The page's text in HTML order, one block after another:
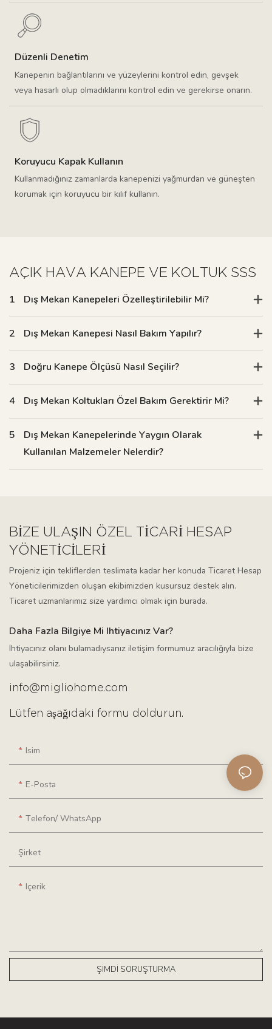
Düzenli Denetim
Kanepenin bağlantılarını ve yüzeylerini kontrol edin, gevşek
veya hasarlı olup olmadıklarını kontrol edin ve gerekirse onarın.
Koruyucu Kapak Kullanın
Kullanmadığınız zamanlarda kanepenizi yağmurdan ve güneşten
korumak için koruyucu bir kılıf kullanın.
AÇIK HAVA KANEPE VE KOLTUK SSS
1 Dış Mekan Kanepeleri Özelleştirilebilir Mi?
2 Dış Mekan Kanepesi Nasıl Bakım Yapılır?
3 Doğru Kanepe Ölçüsü Nasıl Seçilir?
4 Dış Mekan Koltukları Özel Bakım Gerektirir Mi?
5
Dış Mekan Kanepelerinde Yaygın Olarak
Kullanılan Malzemeler Nelerdir?
BİZE ULAŞIN ÖZEL TICARI HESAP
YÖNETICILERI
Projeniz için tekliflerden teslimata kadar her konuda Ticaret Hesap
Yöneticilerimizden oluşan ekibimizden kusursuz destek alın.
Ticaret uzmanlarımız size yardımcı olmak için burada.
Daha Fazla Bilgiye Mi Ihtiyacınız Var?
İhtiyacınız olanı bulamadıysanız iletişim formumuz aracılığıyla bize
ulaşabilirsiniz.
info@migliohome.com
Lütfen aşağıdaki formu doldurun.
Isim
E-Posta
Telefon/ WhatsApp
Şirket
Içerik
ŞIMDI SORUŞTURMA